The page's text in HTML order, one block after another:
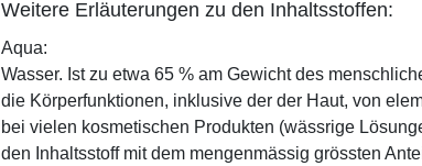
Weitere Erläuterungen zu den Inhaltsstoffen:
Aqua:
Wasser. Ist zu etwa 65 % am Gewicht des
die Körperfunktionen, inklusive der der Haut, von
bei vielen kosmetischen Produkten (wässrige
den Inhaltsstoff mit dem mengenmässig grössten